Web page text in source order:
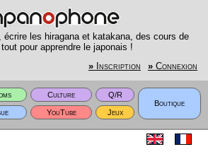
écrire les hiragana et katakana, des cours de
tout pour apprendre le japonais !
» Inscription » Connexion
Culture
Q/R
Boutique
YouTube Jeux